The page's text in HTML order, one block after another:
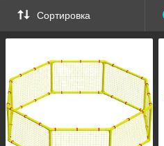
Сортировка